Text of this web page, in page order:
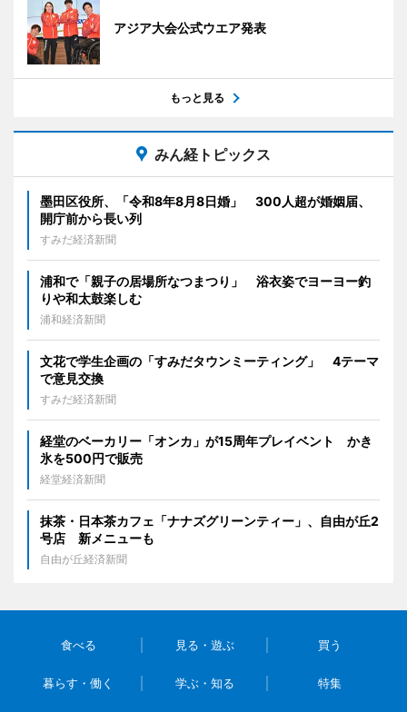
アジア大会公式ウエア発表
もっと見る
みん経トピックス
墨田区役所、「令和8年8月8日婚」 300人超が婚姻届、
開庁前から長い列
すみだ経済新聞
浦和で「親子の居場所なつまつり」 浴衣姿でヨーヨー釣
りや和太鼓楽しむ
浦和経済新聞
文花で学生企画の「すみだタウンミーティング」 4テーマ
で意見交換
すみだ経済新聞
経堂のベーカリー「オンカ」が15周年プレイベント かき
氷を500円で販売
経堂経済新聞
抹茶・日本茶カフェ「ナナズグリーンティー」、自由が丘2
号店 新メニューも
自由が丘経済新聞
食べる 見る・遊ぶ 買う
暮らす・働く 学ぶ・知る 特集